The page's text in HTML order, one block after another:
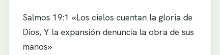
Salmos 19:1 «Los cielos cuentan la gloria de
Dios, Y la expansión denuncia la obra de sus
manos»